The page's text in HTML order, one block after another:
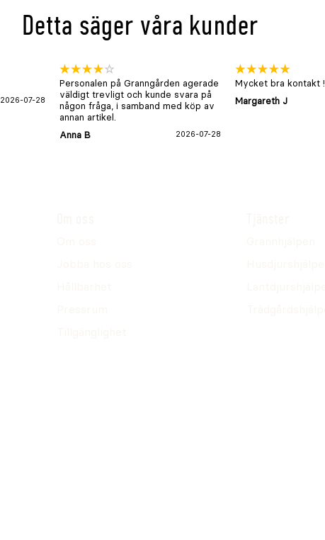
Detta säger våra kunder
2026-07-28
Personalen på Granngården agerade
väldigt trevligt och kunde svara på
någon fråga, i samband med köp av
annan artikel.
Anna B
2026-07-28
Mycket bra kontakt !
Margareth J